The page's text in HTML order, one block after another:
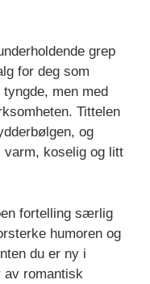
grep
for deg som
men med
Tittelen
og
varm, koselig og litt
fortelling særlig
humoren og
du er ny i
av romantisk